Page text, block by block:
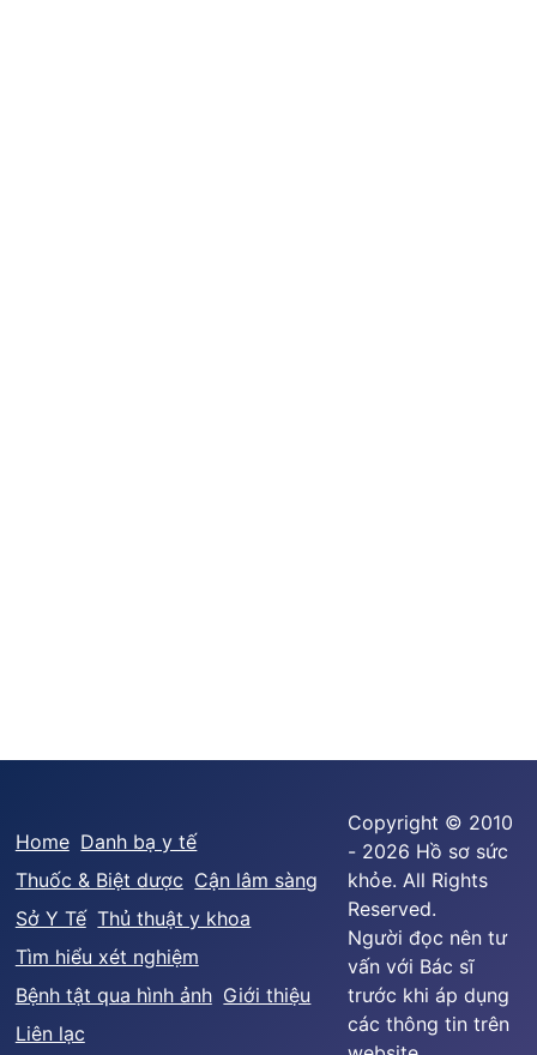
Home Danh bạ y tế
Thuốc & Biệt dược Cận lâm sàng
Sở Y Tế Thủ thuật y khoa
Tìm hiểu xét nghiệm
Bệnh tật qua hình ảnh Giới thiệu
Liên lạc
Copyright © 2010
- 2026 Hồ sơ sức
khỏe. All Rights
Reserved.
Người đọc nên tư
vấn với Bác sĩ
trước khi áp dụng
các thông tin trên